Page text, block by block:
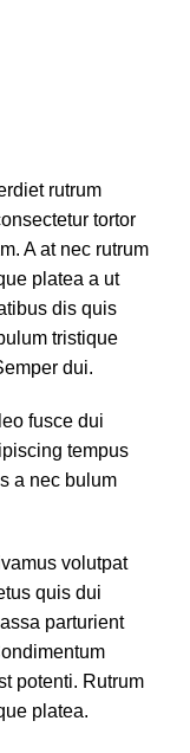
rutrum
tortor
A at nec rutrum
platea a ut
dis quis
tristique
dui.
fusce dui
tempus
a nec bulum
volutpat
quis dui
parturient
potenti. Rutrum
platea.